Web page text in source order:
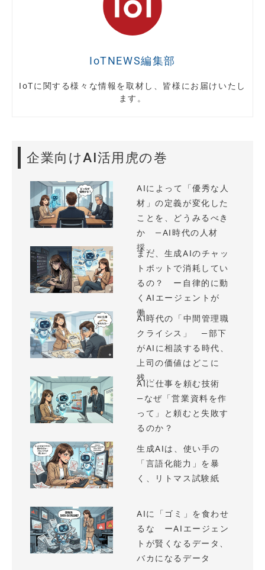
IoTNEWS編集部
IoTに関する様々な情報を取材し、皆様にお届けいたし
ます。
企業向けAI活用虎の巻
AIによって「優秀な人
材」の定義が変化した
ことを、どうみるべき
か —AI時代の人材
採...
まだ、生成AIのチャッ
トボットで消耗してい
るの？ ー自律的に動
くAIエージェントが
働...
AI時代の「中間管理職
クライシス」 —部下
がAIに相談する時代、
上司の価値はどこに
残...
AIに仕事を頼む技術
—なぜ「営業資料を作
って」と頼むと失敗す
るのか？
生成AIは、使い手の
「言語化能力」を暴
く、リトマス試験紙
AIに「ゴミ」を食わせ
るな ーAIエージェン
トが賢くなるデータ、
バカになるデータ